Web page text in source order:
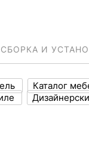
СБОРКА И
Каталог